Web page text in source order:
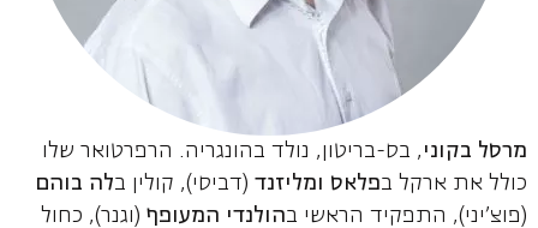
מרסל בקוני , בס-בריטון, נולד בהונגריה. הרפרטואר שלו
כולל את ארקל בפלאס ומליזנד(דביסי), קולין בלה בוהם
(פוצ'יני), התפקיד הראשי בהולנדי המעופף(וגנר), כחול